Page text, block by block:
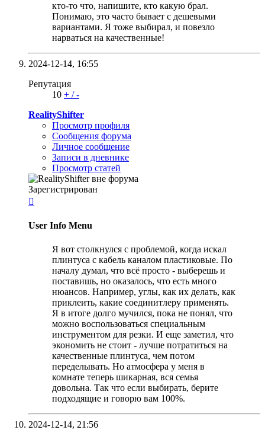
кто-то что, напишите, кто какую брал.
Понимаю, это часто бывает с дешевыми
вариантами. Я тоже выбирал, и повезло
нарваться на качественные!
2024-12-14, 16:55
Репутация
10 + /-
RealityShifter
Просмотр профиля
Сообщения форума
Личное сообщение
Записи в дневнике
Просмотр статей
Зарегистрирован

User Info Menu
Я вот столкнулся с проблемой, когда искал
плинтуса с кабель каналом пластиковые. По
началу думал, что всё просто - выберешь и
поставишь, но оказалось, что есть много
нюансов. Например, углы, как их делать, как
приклеить, какие соединитлеру применять.
Я в итоге долго мучился, пока не понял, что
можно воспользоваться специальным
инструментом для резки. И еще заметил, что
экономить не стоит - лучше потратиться на
качественные плинтуса, чем потом
переделывать. Но атмосфера у меня в
комнате теперь шикарная, вся семья
довольна. Так что если выбирать, берите
подходящие и говорю вам 100%.
2024-12-14, 21:56